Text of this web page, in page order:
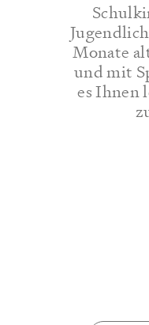
Monate
und mit
es Ihnen